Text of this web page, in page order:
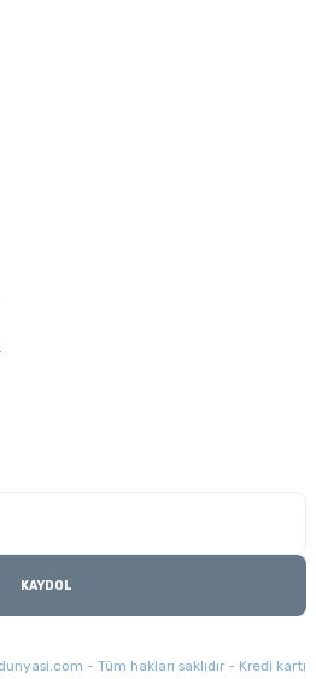
KAYDOL
- Tüm hakları saklıdır - Kredi kartı